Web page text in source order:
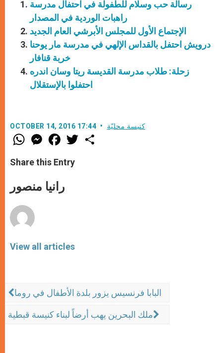
رسالة حب وسلام للطفولة في احتفال مدرسة
راهبات الوردية في المصدار
الإجتماع الأول للمجلس الأبرشي العام الجديد
درويش احتفل بالقداس الإلهي في مدرسة مار يوحنا
خربة قنافار
زحلة: طلاب مدرسة القديسة ريتا وسان اندره
احتفلوا بالإستقلال
OCTOBER 14, 2016 17:44 كنيسة محليّة
W
h
t
s
p
M
e
s
e
g
e
F
a
e
b
k
w
Share this Entry
رانيا منصور
View all articles
البابا فرنسيس يزور بلدة الأطفال في روما
ملك البحرين يهب أرضاً لبناء كنيسة قبطية